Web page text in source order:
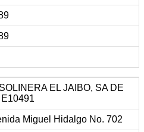
EL JAIBO, SA DE
Miguel Hidalgo No. 702